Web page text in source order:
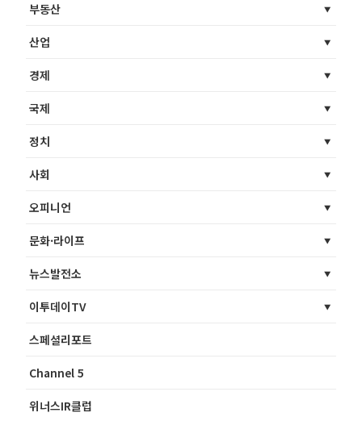
부동산
산업
경제
국제
정치
사회
오피니언
문화·라이프
뉴스발전소
이투데이TV
스페셜리포트
Channel 5
위너스IR클럽